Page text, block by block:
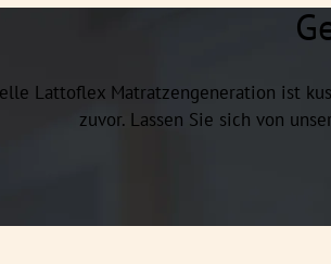
Lattoflex Matratzengeneration ist
zuvor. Lassen Sie sich von